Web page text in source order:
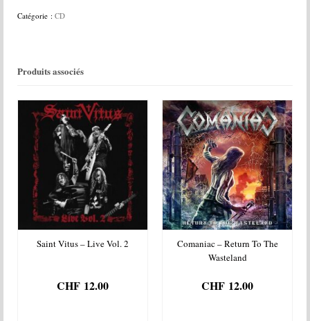
Sofia
Catégorie : CD
Produits associés
Saint Vitus – Live Vol. 2
CHF 12.00
Comaniac – Return To The
Wasteland
CHF 12.00